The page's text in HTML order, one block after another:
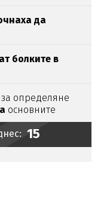
да
болките в
определяне
основните
15